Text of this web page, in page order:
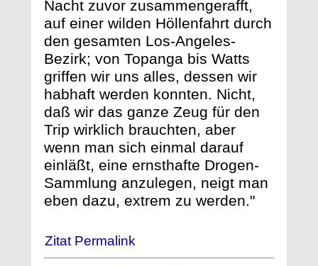
Nacht zuvor zusammengerafft,
auf einer wilden Höllenfahrt durch
den gesamten Los-Angeles-
Bezirk; von Topanga bis Watts
griffen wir uns alles, dessen wir
habhaft werden konnten. Nicht,
daß wir das ganze Zeug für den
Trip wirklich brauchten, aber
wenn man sich einmal darauf
einläßt, eine ernsthafte Drogen-
Sammlung anzulegen, neigt man
eben dazu, extrem zu werden."
Zitat Permalink